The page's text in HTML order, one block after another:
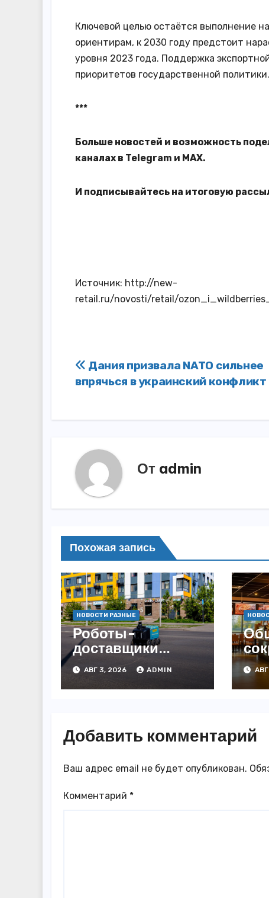
Ключевой целью остаётся выполнение
ориентирам, к 2030 году предстоит
уровня 2023 года. Поддержка
приоритетов государственной политики.
***
Больше новостей и возможность
каналах в Telegram и MAX.
И подписывайтесь на итоговую
Источник: http://new-
retail.ru/novosti/retail/
Навигация
по
записям
Дания призвала NATO сильнее
впрячься в украинский конфликт
От admin
Похожая запись
НОВОСТИ РАЗНЫЕ
Роботы-
доставщики
«Яндекса»
появились в
Казахстане
АВГ 3, 2026 ADMIN АВГ
Добавить комментарий
Ваш адрес email не будет опубликован.
Комментарий *